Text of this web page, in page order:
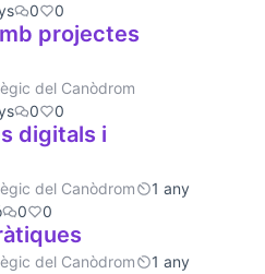
0 0
projectes
del Canòdrom
0 0
digitals i
del Canòdrom
1 any
0 0
del Canòdrom
1 any